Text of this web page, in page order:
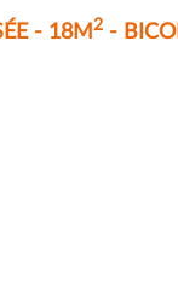
- 18M 2 -